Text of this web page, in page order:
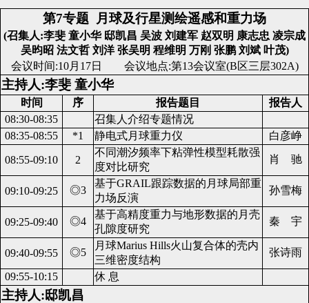
第7专题 月球及行星测绘遥感和重力场
(召集人:李斐 童小华 邸凯昌 吴波 刘建军 赵双明 康志忠 凌宗成
吴昀昭 法文哲 刘洋 张吴明 程维明 万刚 张鹏 刘斌 叶茂)
会议时间:10月17日 会议地点:第13会议室(B区三层302A)
主持人:李斐 童小华
时间 序 报告题目
报告人
08:30-08:35
召集人介绍专题情况
08:35-08:55
*1 静电式月球重力仪 白彦峥
08:55-09:10 2
不同潮汐频率下粘弹性模型耗散强
度对比研究
肖 驰
09:10-09:25 ◎3
基于GRAIL跟踪数据的月球局部重
力场反演
孙雪梅
09:25-09:40 ◎4
基于高精度重力与地形数据的月壳
孔隙度研究
秦 宇
09:40-09:55 ◎5
月球Marius Hills火山复合体的壳内
三维密度结构
张诗雨
09:55-10:15 休 息
主持人:邸凯昌